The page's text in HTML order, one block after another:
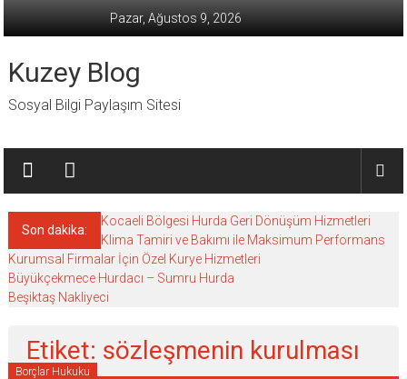
Pazar, Ağustos 9, 2026
Kuzey Blog
Sosyal Bilgi Paylaşım Sitesi
Son dakika:
Kocaeli Bölgesi Hurda Geri Dönüşüm Hizmetleri
Klima Tamiri ve Bakımı ile Maksimum Performans
Kurumsal Firmalar İçin Özel Kurye Hizmetleri
Büyükçekmece Hurdacı – Sumru Hurda
Beşiktaş Nakliyeci
Etiket: sözleşmenin kurulması
Borçlar Hukuku